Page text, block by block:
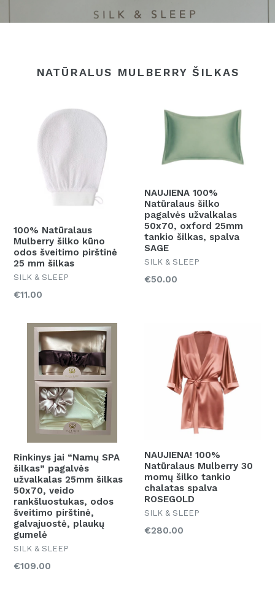
NATŪRALUS MULBERRY ŠILKAS
100% Natūralaus
Mulberry šilko kūno
odos šveitimo pirštinė
25 mm šilkas
SILK & SLEEP
Kaina
€11.00
NAUJIENA 100%
Natūralaus šilko
pagalvės užvalkalas
50x70, oxford 25mm
tankio šilkas, spalva
SAGE
SILK & SLEEP
Kaina
€50.00
Rinkinys jai “Namų SPA
šilkas” pagalvės
užvalkalas 25mm šilkas
50x70, veido
rankšluostukas, odos
šveitimo pirštinė,
galvajuostė, plaukų
gumelė
SILK & SLEEP
Kaina
€109.00
NAUJIENA! 100%
Natūralaus Mulberry 30
momų šilko tankio
chalatas spalva
ROSEGOLD
SILK & SLEEP
Kaina
€280.00